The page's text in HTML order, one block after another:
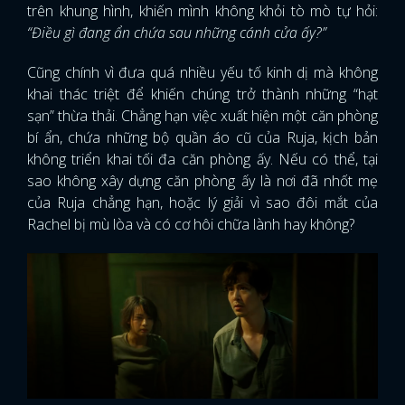
trên khung hình, khiến mình không khỏi tò mò tự hỏi:
“Điều gì đang ẩn chứa sau những cánh cửa ấy?”
Cũng chính vì đưa quá nhiều yếu tố kinh dị mà không
khai thác triệt để khiến chúng trở thành những “hạt
sạn” thừa thải. Chẳng hạn việc xuất hiện một căn phòng
bí ẩn, chứa những bộ quần áo cũ của Ruja, kịch bản
không triển khai tối đa căn phòng ấy. Nếu có thể, tại
sao không xây dựng căn phòng ấy là nơi đã nhốt mẹ
của Ruja chẳng hạn, hoặc lý giải vì sao đôi mắt của
Rachel bị mù lòa và có cơ hôi chữa lành hay không?